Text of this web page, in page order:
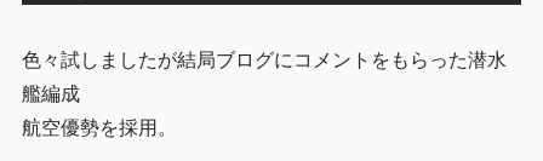
色々試しましたが結局ブログにコメントをもらった潜水
艦編成
航空優勢を採用。